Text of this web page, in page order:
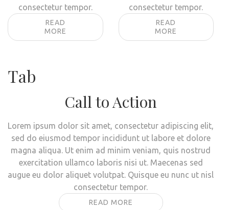
consectetur tempor.
READ
MORE
consectetur tempor.
READ
MORE
Tab
Call to Action
Lorem ipsum dolor sit amet, consectetur adipiscing elit,
sed do eiusmod tempor incididunt ut labore et dolore
magna aliqua. Ut enim ad minim veniam, quis nostrud
exercitation ullamco laboris nisi ut. Maecenas sed
augue eu dolor aliquet volutpat. Quisque eu nunc ut nisl
consectetur tempor.
READ MORE